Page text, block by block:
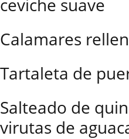
ceviche suave
Calamares
Tartaleta de
Salteado de
virutas de